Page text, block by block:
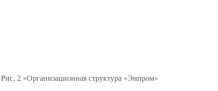
Рис. 2 «Организационная структура «Энпром»